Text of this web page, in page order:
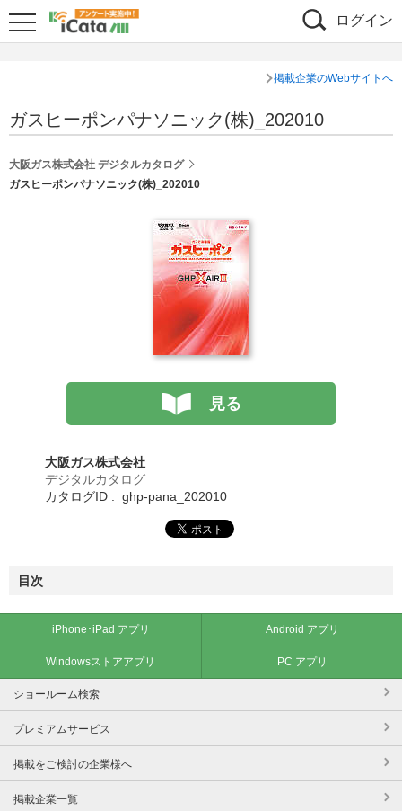
ログイン
掲載企業のWebサイトへ
ガスヒーポンパナソニック(株)_202010
大阪ガス株式会社 デジタルカタログ
ガスヒーポンパナソニック(株)_202010
見る
大阪ガス株式会社
デジタルカタログ
カタログID : ghp-pana_202010
目次
iPhone･iPad アプリ Android アプリ
Windowsストアアプリ PC アプリ
ショールーム検索
プレミアムサービス
掲載をご検討の企業様へ
掲載企業一覧